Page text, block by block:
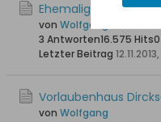
Ehemaliger
von Wolfgang
3 Antworten16.575 Hits
Letzter Beitrag
Vorlaubenhaus
von Wolfgang